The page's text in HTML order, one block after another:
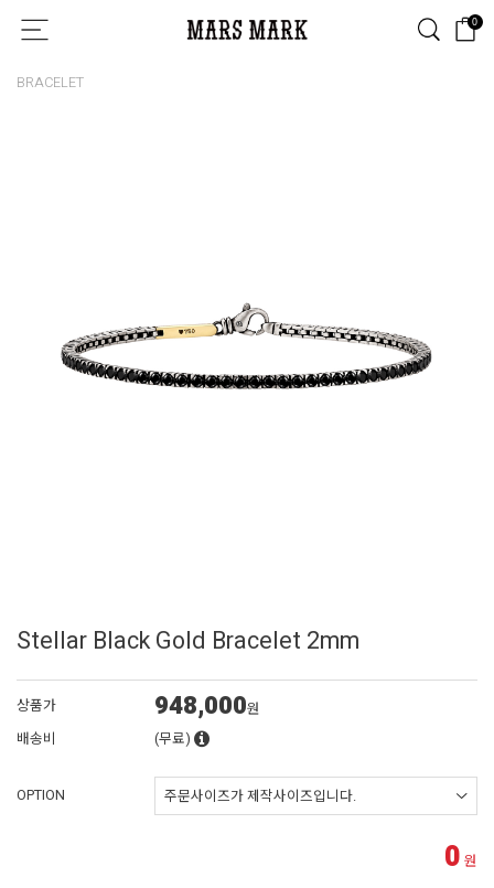
0
BRACELET
Stellar Black Gold Bracelet 2mm
상품가 948,000원
배송비
(무료)
OPTION
0 원